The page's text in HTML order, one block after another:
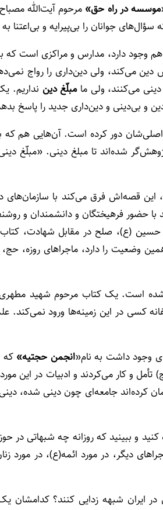
موسسه در راه حق» مرحوم آیت‌الله
سؤال‌های جوانان را بی‌پیرایه و
هم وجود دارد، مدارس و مراکزی است
می‌کند،‌ ولی دین‌داری را رواج
می‌کنند،‌ ولی مامبلّغ دین نداریم.
و بی‌دینی و دین‌داری جدید را پاسخ
اصلی‌شان دور کرده است. آن‌هایی هم که
شده‌اند تا مبلغ دینی. «مبلّغ
این قصه‌اش فرق می‌کند با سازمان‌های
با حضور فرهیختگان و دانشمندان و
(ع)، صلح در مقابل شهادت، کتاب
وضعیت را دارد، ماجراهای روزه،
است. یک کتاب مرحوم شهید
کسی در این زمینه‌ها ورود نمی‌کند.
وجود داشت به نام«انجمن حجتیه» که
تأمل و کار می‌کردند و ادبیات در این
کرده‌اند جامعه‌ای چون دینی شده،
و ببینید که روزانه چه شبهاتی
دیگر، در مورد ائمه(ع)، در مورد
ایران شبهه زدایی کنند؟ کدامشان